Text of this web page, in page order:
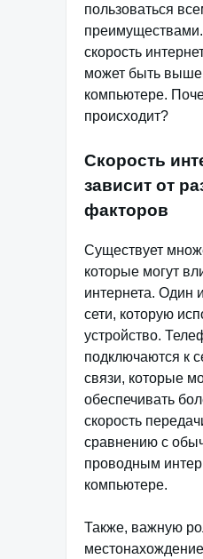
пользоваться
скорость
может быть
компьютере.
происходит?
Скорость
зависит от
факторов
Существует
которые могут
интернета. Один
сети, которую
устройство.
подключаются к
связи, которые
обеспечивать
скорость
сравнению с
проводным
компьютере.
Также, важную